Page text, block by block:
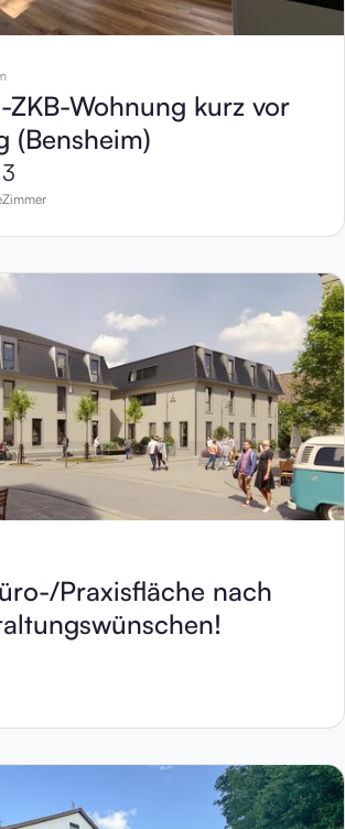
ZKB-Wohnung kurz vor
(Bensheim)
3
Zimmer
Praxisfläche nach